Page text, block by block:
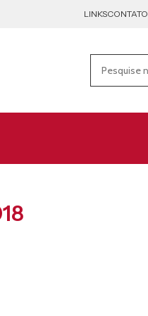
LINKSCONTATO